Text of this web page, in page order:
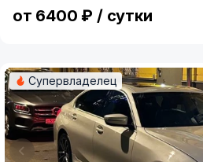
от 6400 ₽ / сутки
Супервладелец